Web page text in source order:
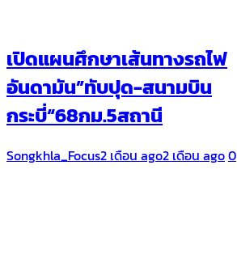
เปิดแผนศึกษาเส้นทางรถไฟ
อันดามัน”ทับปุด-สนามบิน
กระบี่“68กม.5สถานี
Songkhla_Focus2 เดือน ago2 เดือน ago0